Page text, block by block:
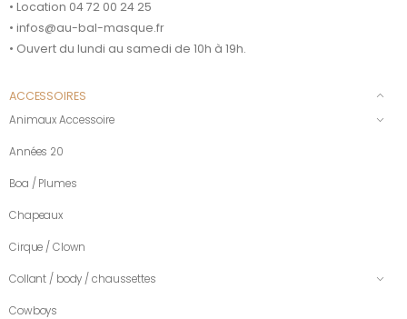
• Location 04 72 00 24 25
• infos@au-bal-masque.fr
• Ouvert du lundi au samedi de 10h à 19h.
ACCESSOIRES
Animaux Accessoire
Années 20
Boa / Plumes
Chapeaux
Cirque / Clown
Collant / body / chaussettes
Cowboys